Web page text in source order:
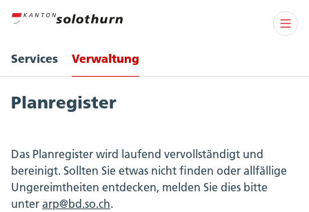
Services Verwaltung
Planregister
Das Planregister wird laufend vervollständigt und
bereinigt. Sollten Sie etwas nicht finden oder allfällige
Ungereimtheiten entdecken, melden Sie dies bitte
unter arp@bd.so.ch.